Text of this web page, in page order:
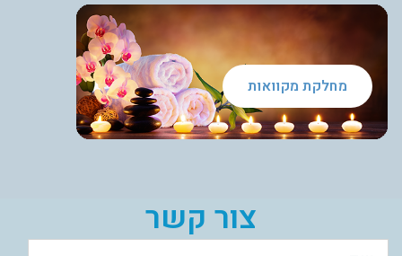
מחלקת מקוואות
צור קשר